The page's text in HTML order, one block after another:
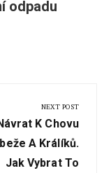
odpadu
NEXT POST
K Chovu
A Králíků.
Jak Vybrat To